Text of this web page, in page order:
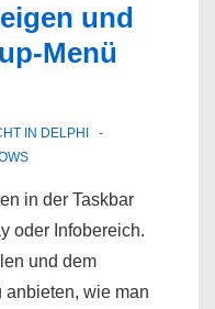
und
Menü
IN DELPHI
in der Taskbar
oder Infobereich.
und dem
anbieten, wie man